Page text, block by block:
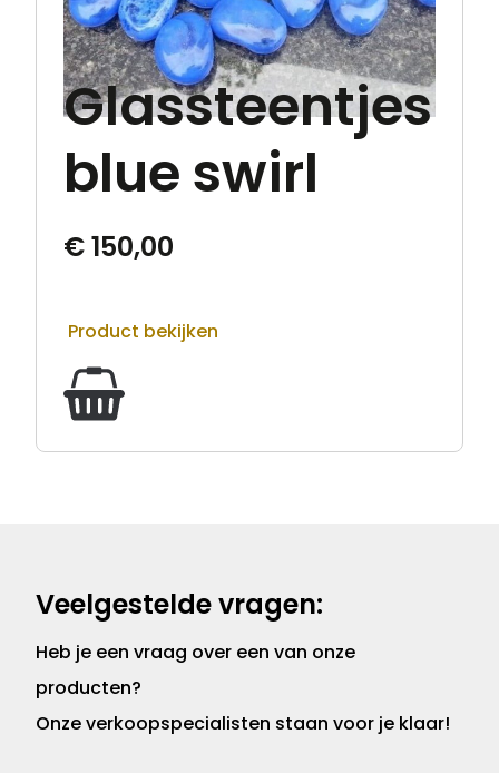
Glassteentjes
blue swirl
€150,00
Product bekijken
Veelgestelde vragen:
Heb je een vraag over een van onze
producten?
Onze verkoopspecialisten staan voor je klaar!